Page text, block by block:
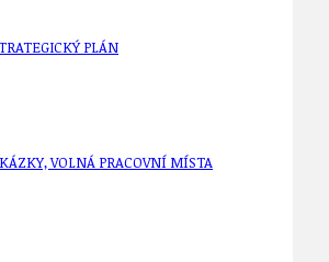
PLÁN
VOLNÁ PRACOVNÍ MÍSTA